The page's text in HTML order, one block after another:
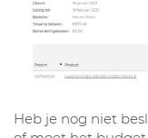
Heb je nog niet